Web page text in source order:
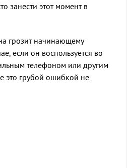
занести этот момент в
грозит начинающему
если он воспользуется во
телефоном или другим
это грубой ошибкой не